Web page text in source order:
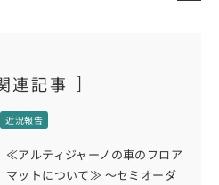
連記事
近況報告
≪アルティジャーノの車のフロア
マットについて≫ ～セミオーダ